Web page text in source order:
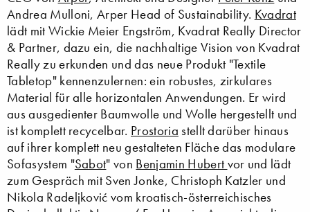
Andrea Mulloni, Arper Head of Sustainability. Kvadrat
lädt mit Wickie Meier Engström, Kvadrat Really Director
& Partner, dazu ein, die nachhaltige Vision von Kvadrat
Really zu erkunden und das neue Produkt "Textile
Tabletop" kennenzulernen: ein robustes, zirkulares
Material für alle horizontalen Anwendungen. Er wird
aus ausgedienter Baumwolle und Wolle hergestellt und
ist komplett recycelbar. Prostoria stellt darüber hinaus
auf ihrer komplett neu gestalteten Fläche das modulare
Sofasystem "Sabot" von Benjamin Hubert vor und lädt
zum Gespräch mit Sven Jonke, Christoph Katzler und
Nikola Radeljković vom kroatisch-österreichisches